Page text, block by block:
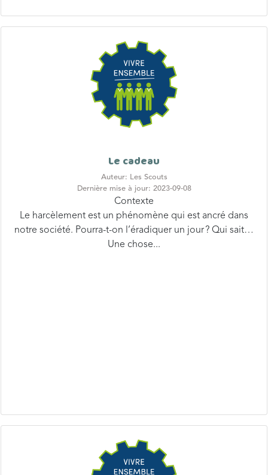
Auteur: Les Scouts
Contexte
Le harcèlement est un phénomène qui est ancré dans
notre société. Pourra-t-on l’éradiquer un jour ? Qui sait…
Une chose...